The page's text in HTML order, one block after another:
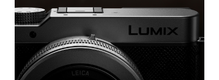
Aparate foto de colectie, cu burduf
Aparate foto de colectie , cu vizare
laterala
Aparate foto de colectie TLR -
Biobiective
Aparate foto de colectie , Stereo